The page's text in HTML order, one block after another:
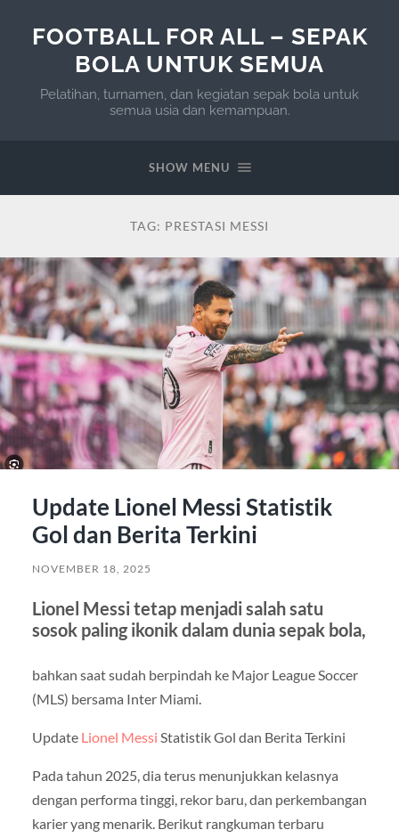
FOOTBALL FOR ALL – SEPAK
BOLA UNTUK SEMUA
Pelatihan, turnamen, dan kegiatan sepak bola untuk
semua usia dan kemampuan.
SHOW MENU
TAG: PRESTASI MESSI
Update Lionel Messi Statistik
Gol dan Berita Terkini
NOVEMBER 18, 2025
Lionel Messi tetap menjadi salah satu
sosok paling ikonik dalam dunia sepak bola,
bahkan saat sudah berpindah ke Major League Soccer
(MLS) bersama Inter Miami.
Update Lionel Messi Statistik Gol dan Berita Terkini
Pada tahun 2025, dia terus menunjukkan kelasnya
dengan performa tinggi, rekor baru, dan perkembangan
karier yang menarik. Berikut rangkuman terbaru